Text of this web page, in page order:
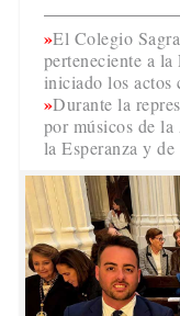
El Colegio
perteneciente a
iniciado los actos
Durante la
por músicos de
la Esperanza y